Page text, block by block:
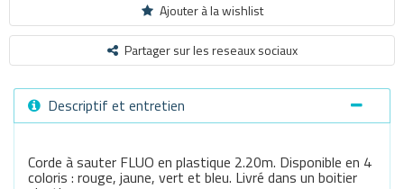
Ajouter à la wishlist
Partager sur les reseaux sociaux
Descriptif et entretien
Corde à sauter FLUO en plastique 2.20m. Disponible en 4
coloris : rouge, jaune, vert et bleu. Livré dans un boitier